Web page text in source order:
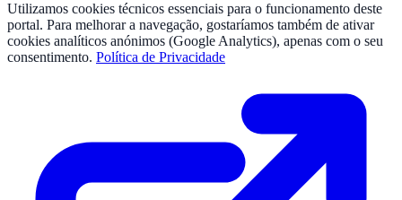
Utilizamos cookies técnicos essenciais para o funcionamento deste
portal. Para melhorar a navegação, gostaríamos também de ativar
cookies analíticos anónimos (Google Analytics), apenas com o seu
consentimento. Política de Privacidade